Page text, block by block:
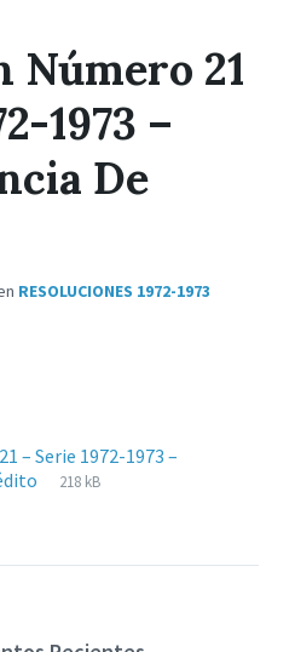
Número 21
1973 –
De
RESOLUCIONES 1972-1973
– Serie 1972-1973 –
Extensiones
pdf
Tamaño
218 kB